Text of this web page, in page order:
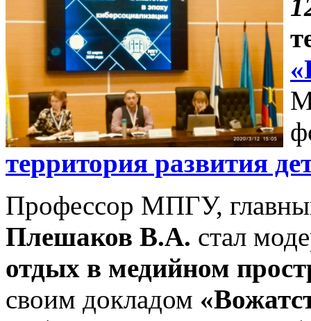
территория развития
Профессор МПГУ,
Плешаков В.А. стал
отдых в медийном
своим докладом